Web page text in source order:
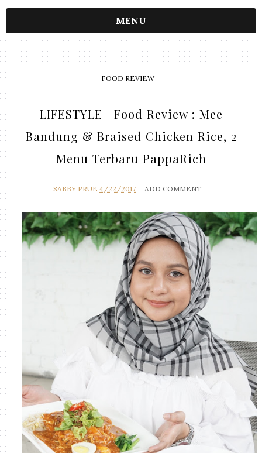
MENU
FOOD REVIEW
LIFESTYLE | Food Review : Mee
Bandung & Braised Chicken Rice, 2
Menu Terbaru PappaRich
SABBY PRUE 4/22/2017 ADD COMMENT